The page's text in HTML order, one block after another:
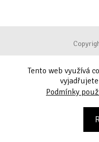
Tento web využívá
Podmínky